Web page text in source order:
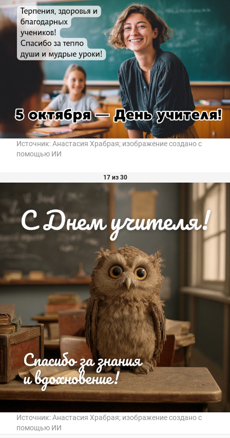
Источник:Анастасия Храбрая; изображение создано с
помощью ИИ
17 из 30
Источник:Анастасия Храбрая; изображение создано с
помощью ИИ